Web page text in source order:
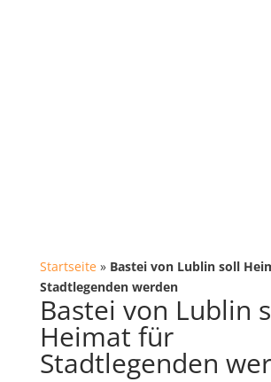
Startseite» Bastei von Lublin soll
Stadtlegenden werden
Bastei von Lublin
Heimat für
Stadtlegenden